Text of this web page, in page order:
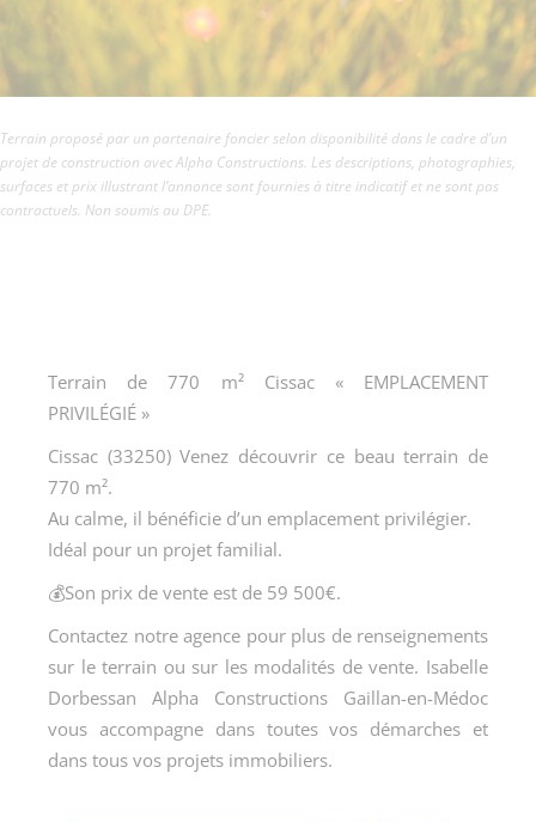
Terrain proposé par un partenaire foncier selon disponibilité dans le cadre d’un
projet de construction avec Alpha Constructions. Les descriptions, photographies,
surfaces et prix illustrant l’annonce sont fournies à titre indicatif et ne sont pas
contractuels. Non soumis au DPE.
Terrain de 770 m² Cissac « EMPLACEMENT
PRIVILÉGIÉ »
Cissac (33250) Venez découvrir ce beau terrain de
770 m².
Au calme, il bénéficie d’un emplacement privilégier.
Idéal pour un projet familial.
💰Son prix de vente est de 59 500€.
Contactez notre agence pour plus de renseignements
sur le terrain ou sur les modalités de vente. Isabelle
Dorbessan Alpha Constructions Gaillan-en-Médoc
vous accompagne dans toutes vos démarches et
dans tous vos projets immobiliers.